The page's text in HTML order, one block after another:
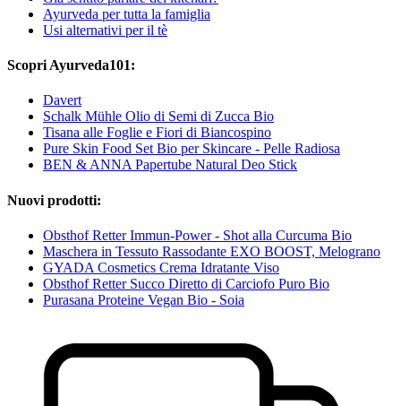
Ayurveda per tutta la famiglia
Usi alternativi per il tè
Scopri Ayurveda101:
Davert
Schalk Mühle Olio di Semi di Zucca Bio
Tisana alle Foglie e Fiori di Biancospino
Pure Skin Food Set Bio per Skincare - Pelle Radiosa
BEN & ANNA Papertube Natural Deo Stick
Nuovi prodotti:
Obsthof Retter Immun-Power - Shot alla Curcuma Bio
Maschera in Tessuto Rassodante EXO BOOST, Melograno
GYADA Cosmetics Crema Idratante Viso
Obsthof Retter Succo Diretto di Carciofo Puro Bio
Purasana Proteine Vegan Bio - Soia